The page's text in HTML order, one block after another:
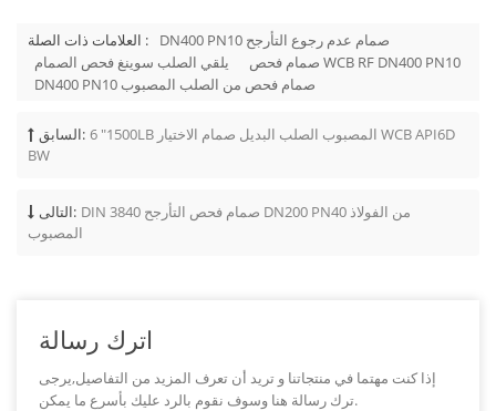
العلامات ذات الصلة :
DN400 PN10 صمام عدم رجوع التأرجح
يلقي الصلب سوينغ فحص الصمام
صمام فحص WCB RF DN400 PN10
DN400 PN10 صمام فحص من الصلب المصبوب
السابق: 6 "1500LB المصبوب الصلب البديل صمام الاختيار WCB API6D
BW
التالى: DIN 3840 صمام فحص التأرجح DN200 PN40 من الفولاذ
المصبوب
اترك رسالة
إذا كنت مهتما في منتجاتنا و تريد أن تعرف المزيد من التفاصيل,يرجى
ترك رسالة هنا وسوف نقوم بالرد عليك بأسرع ما يمكن.